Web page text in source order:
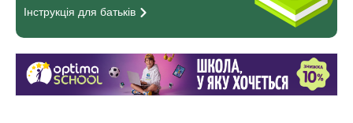
Інструкція для батьків